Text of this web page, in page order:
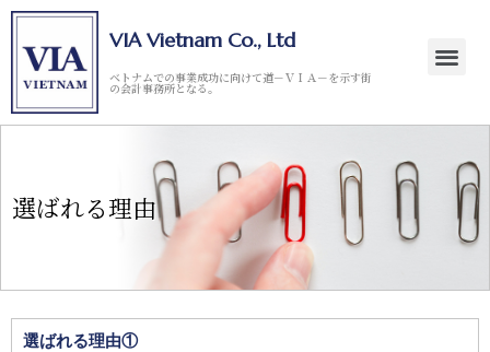
VIA Vietnam Co., Ltd
ベトナムでの事業成功に向けて道－ＶＩＡ－を示す街
の会計事務所となる。
選ばれる理由
選ばれる理由①